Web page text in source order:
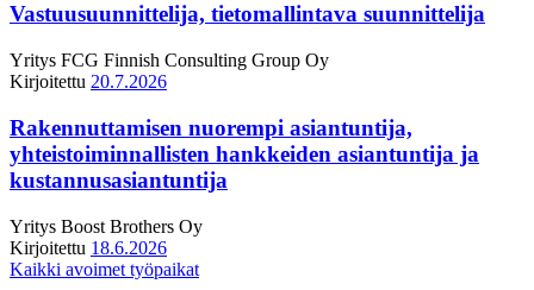
Vastuusuunnittelija, tietomallintava suunnittelija
Yritys FCG Finnish Consulting Group Oy
Kirjoitettu 20.7.2026
Rakennuttamisen nuorempi asiantuntija,
yhteistoiminnallisten hankkeiden asiantuntija ja
kustannusasiantuntija
Yritys Boost Brothers Oy
Kirjoitettu 18.6.2026
Kaikki avoimet työpaikat